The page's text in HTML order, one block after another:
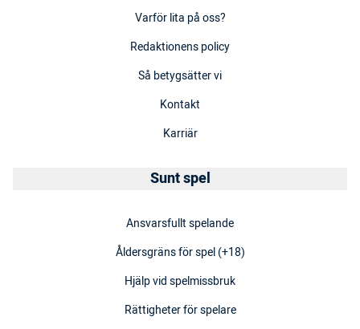
Varför lita på oss?
Redaktionens policy
Så betygsätter vi
Kontakt
Karriär
Sunt spel
Ansvarsfullt spelande
Åldersgräns för spel (+18)
Hjälp vid spelmissbruk
Rättigheter för spelare